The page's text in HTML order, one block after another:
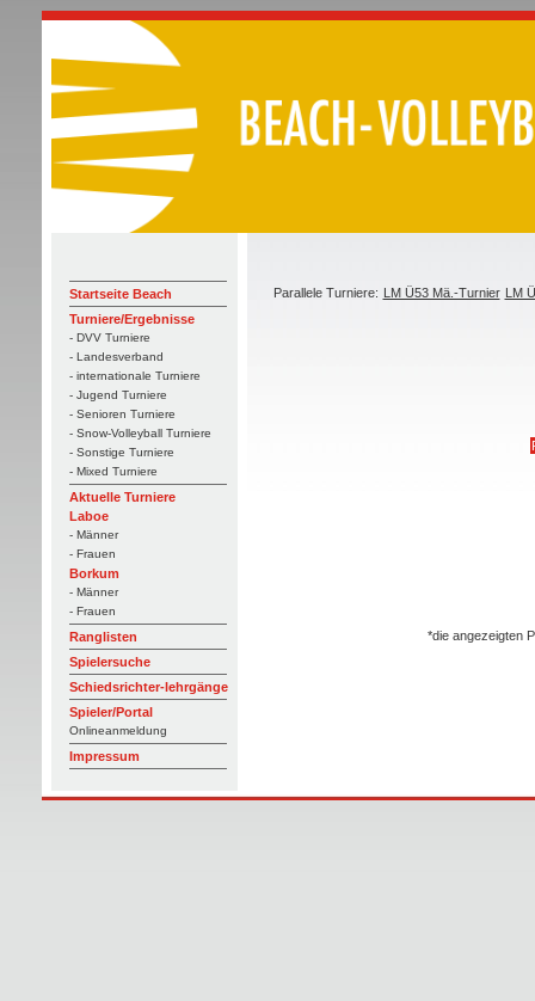
Startseite Beach
Turniere/Ergebnisse
- DVV Turniere
- Landesverband
- internationale Turniere
- Jugend Turniere
- Senioren Turniere
- Snow-Volleyball Turniere
- Sonstige Turniere
- Mixed Turniere
Aktuelle Turniere
Laboe
- Männer
- Frauen
Borkum
- Männer
- Frauen
Ranglisten
Spielersuche
Schiedsrichter-lehrgänge
Spieler/Portal
Onlineanmeldung
Impressum
Parallele Turniere: LM Ü53 Mä.-Turnier LM
*die angezeigten